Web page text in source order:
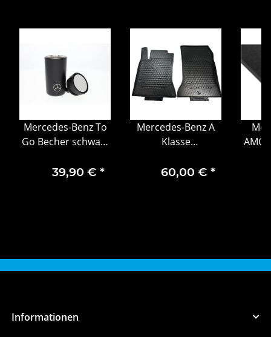
Mercedes-Benz To
Go Becher schwarz
Stelton 200 ml
39,90 € *
Mercedes-Benz A
Klasse
Fahrer-/Beifahrerseite,
60,00 € *
AMG
Informationen